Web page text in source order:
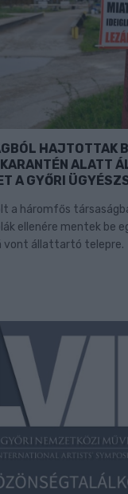
HAJTOTTAK
ALATT
A GYŐRI
a háromfős
ellenére mentek be
vont állattartó telepre.